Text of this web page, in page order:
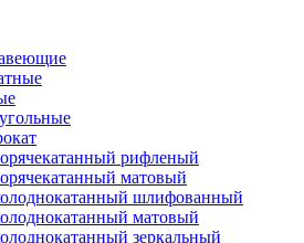
рифленый
матовый
шлифованный
матовый
зеркальный